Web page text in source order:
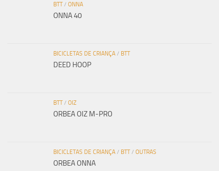
BTT/ ONNA
ONNA 40
BICICLETAS DE CRIANÇA / BTT
DEED HOOP
BTT/ OIZ
ORBEA OIZ M-PRO
BICICLETAS DE CRIANÇA / BTT/ OUTRAS
ORBEA ONNA